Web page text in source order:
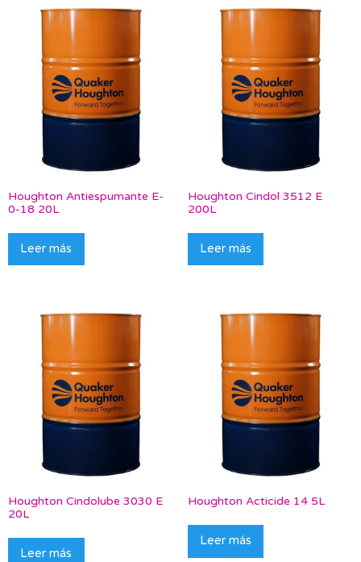
Houghton Antiespumante E-
0-18 20L
Leer más
Houghton Cindol 3512 E
200L
Leer más
Houghton Cindolube 3030 E
20L
Leer más
Houghton Acticide 14 5L
Leer más